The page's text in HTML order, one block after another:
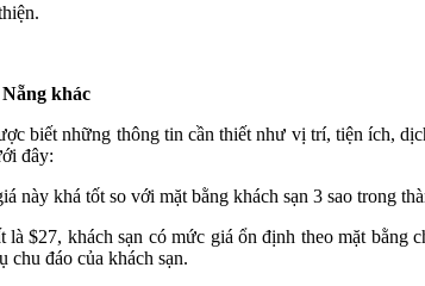
khác
biết những thông tin cần thiết như vị trí, tiện ích,
đây:
này khá tốt so với mặt bằng khách sạn 3 sao trong
là $27, khách sạn có mức giá ổn định theo mặt bằng
chu đáo của khách sạn.